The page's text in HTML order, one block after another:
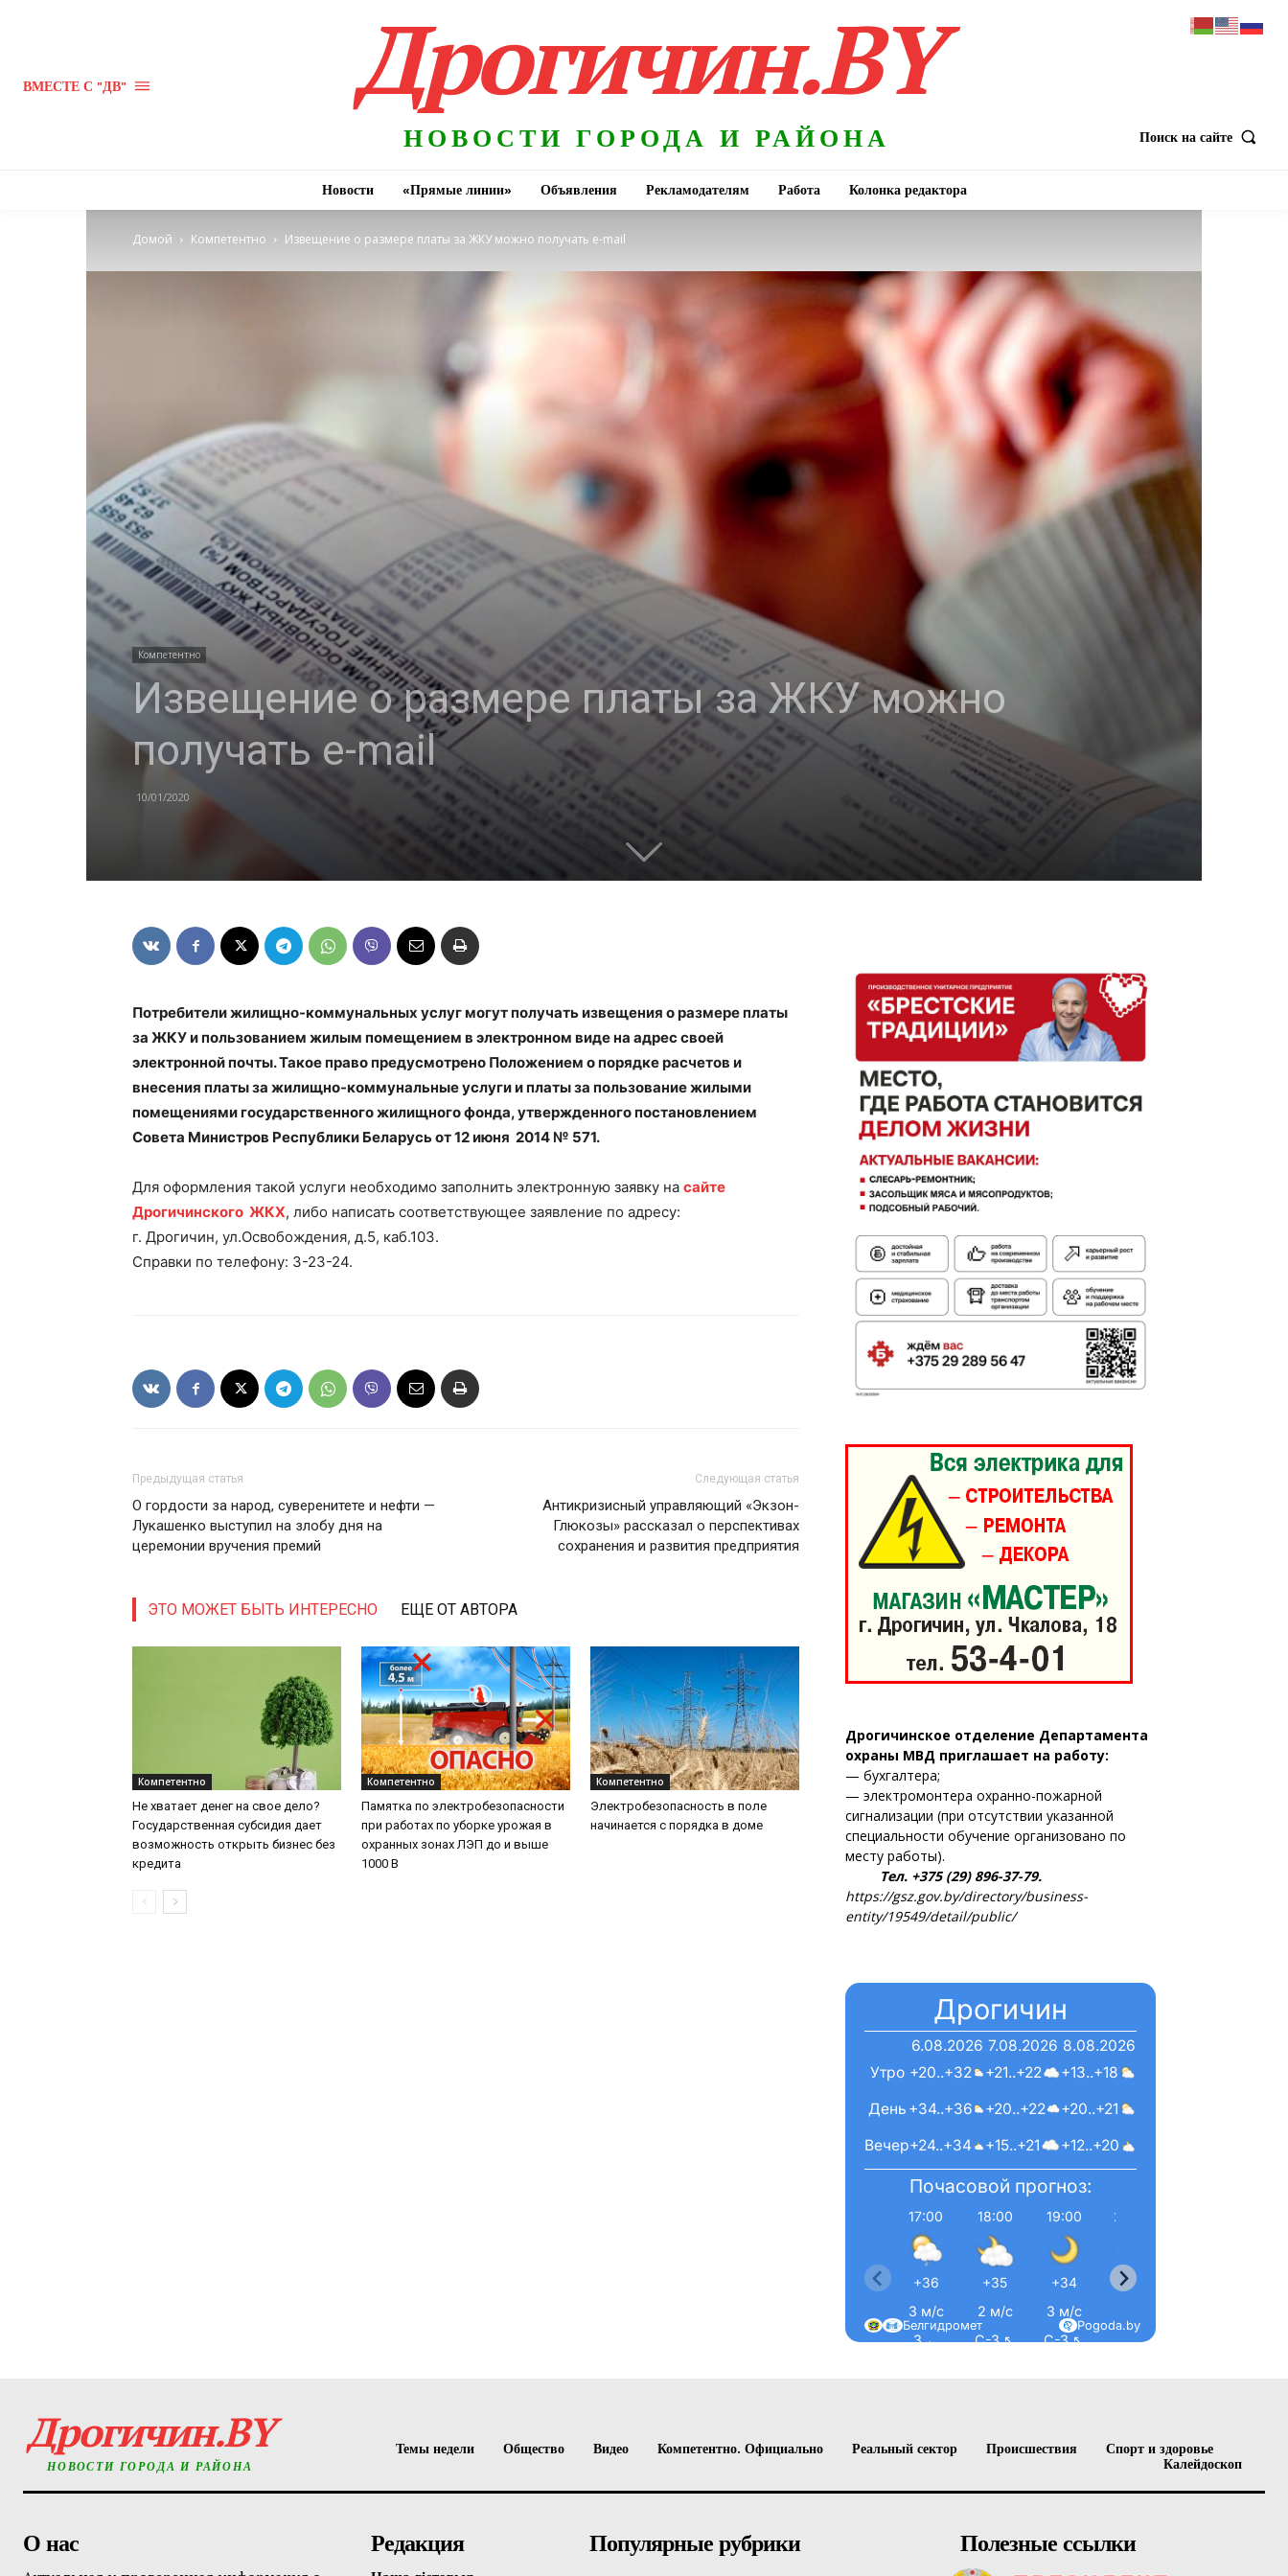
Газета
"Драгічынскі Веснік"
Правила использования материалов
Электронные обращения
ВМЕСТЕ С "ДВ" Дрогичин.BY
НОВОСТИ ГОРОДА И РАЙОНА Поиск на сайте
Новости «Прямые линии» Объявления Рекламодателям Работа Колонка редактора
Домой Компетентно Извещение о размере платы за ЖКУ можно получать e-mail
Компетентно
Извещение о размере платы за ЖКУ можно
получать e-mail
10/01/2020
Потребители жилищно-коммунальных услуг могут получать извещения о размере платы
за ЖКУ и пользованием жилым помещением в электронном виде на адрес своей
электронной почты. Такое право предусмотрено Положением о порядке расчетов и
внесения платы за жилищно-коммунальные услуги и платы за пользование жилыми
помещениями государственного жилищного фонда, утвержденного постановлением
Совета Министров Республики Беларусь от 12 июня 2014 № 571.
Для оформления такой услуги необходимо заполнить электронную заявку на сайте
Дрогичинского ЖКХ, либо написать соответствующее заявление по адресу:
г. Дрогичин, ул.Освобождения, д.5, каб.103.
Справки по телефону: 3-23-24.
Предыдущая статья
О гордости за народ, суверенитете и нефти —
Лукашенко выступил на злобу дня на
церемонии вручения премий
Следующая статья
Антикризисный управляющий «Экзон-
Глюкозы» рассказал о перспективах
сохранения и развития предприятия
ЭТО МОЖЕТ БЫТЬ ИНТЕРЕСНО ЕЩЕ ОТ АВТОРА
Компетентно
Не хватает денег на свое дело?
Государственная субсидия дает
возможность открыть бизнес без
кредита
Компетентно
Памятка по электробезопасности
при работах по уборке урожая в
охранных зонах ЛЭП до и выше
1000 В
Компетентно
Электробезопасность в поле
начинается с порядка в доме
Дрогичинское отделение Департамента
охраны МВД приглашает на работу:
— бухгалтера;
— электромонтера охранно-пожарной
сигнализации (при отсутствии указанной
специальности обучение организовано по
месту работы).
Тел. +375 (29) 896-37-79.
https://gsz.gov.by/directory/business-
entity/19549/detail/public/
Дрогичин
6.08.2026
+20..+32
+34..+36
+24..+34
7.08.2026
+21..+22
+20..+22
+15..+21
8.08.2026
+13..+18
+20..+21
+12..+20
Вечер
День
Утро
Почасовой прогноз:
17:00
+36
3 м/с
З ←
18:00
+35
2 м/с
С-З ↖
19:00
+34
3 м/с
С-З ↖
20:00
+31
С ↑
Pogoda.by
Белгидромет
Дрогичин.BY
НОВОСТИ ГОРОДА И РАЙОНА
Темы недели Общество Видео Компетентно. Официально Реальный сектор Происшествия
Спорт и здоровье
Калейдоскоп
О нас Редакция Популярные рубрики Полезные ссылки